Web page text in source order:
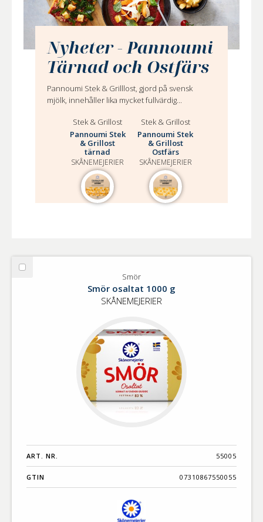
Nyheter - Pannoumi
Tärnad och Ostfärs
Pannoumi Stek & Grilllost, gjord på svensk
mjölk, innehåller lika mycket fullvärdig...
Stek & Grillost
Pannoumi Stek
& Grillost
tärnad
SKÅNEMEJERIER
Stek & Grillost
Pannoumi Stek
& Grillost
Ostfärs
SKÅNEMEJERIER
Välj
Smör
Smör osaltat 1000 g
SKÅNEMEJERIER
ART. NR. 55005
GTIN 07310867550055